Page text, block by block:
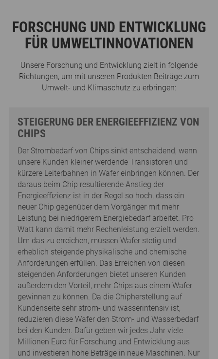
FORSCHUNG UND ENTWICKLUNG
FÜR UMWELTINNOVATIONEN
Unsere Forschung und Entwicklung zielt in folgende
Richtungen, um mit unseren Produkten Beiträge zum
Umwelt- und Klimaschutz zu erbringen:
STEIGERUNG DER ENERGIEEFFIZIENZ VON
CHIPS
Der Strombedarf von Chips sinkt entscheidend, wenn
unsere Kunden kleiner werdende Transistoren und
kürzere Leiterbahnen in Wafer einbringen können. Der
daraus beim Chip resultierende Anstieg der
Energieeffizienz ist in der Regel so hoch, dass ein
neuer Chip gegenüber dem Vorgänger mit mehr
Leistung bei niedrigerem Energiebedarf arbeitet. Pro
Watt kann damit mehr Rechenleistung erzielt werden.
Um das zu erreichen, müssen Wafer stetig und
erheblich steigende physikalische und chemische
Anforderungen erfüllen. Das Erreichen von diesen
steigenden Anforderungen bietet unseren Kunden
außerdem den Vorteil, mehr Chips aus einem Wafer
gewinnen zu können. Da die Chipherstellung auf
Kundenseite sehr strom- und wasserintensiv ist,
reduzieren diese Wafer den Strom- und Wasserbedarf
bei den Kunden. Dafür geben wir jedes Jahr viele
Millionen Euro für Forschung und Entwicklung aus
und investieren hohe Beträge in neue Maschinen. Nur